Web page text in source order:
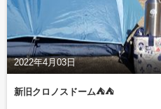
2022年4月03日
新旧クロノスドーム⛺⛺